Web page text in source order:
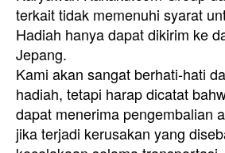
terkait tidak memenuhi syarat
Hadiah hanya dapat dikirim ke
Jepang.
Kami akan sangat berhati-hati
hadiah, tetapi harap dicatat
dapat menerima pengembalian
jika terjadi kerusakan yang